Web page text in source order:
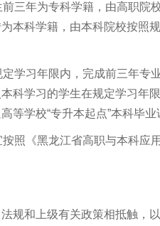
三年为专科学籍，由高职院
本科学籍，由本科院校按照
学习年限内，完成前三年专
科学习的学生在规定学习年
等学校“专升本起点”本科毕
照《黑龙江省高职与本科应
和上级有关政策相抵触，